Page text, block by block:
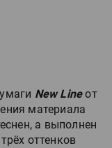
New Lineот
материала
а выполнен
оттенков